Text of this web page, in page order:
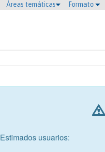
Áreas temáticas Formato
Estimados usuarios: